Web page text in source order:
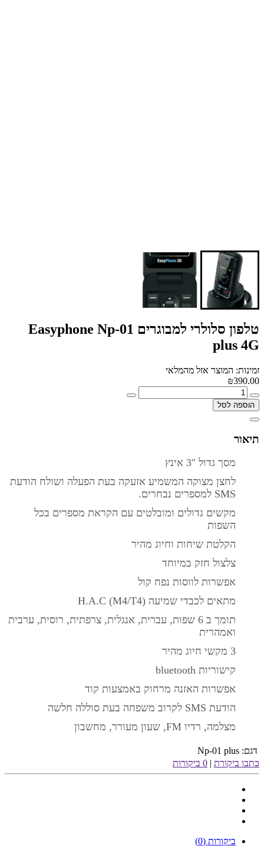
טלפון סלולרי למבוגרים Easyphone Np-01
plus 4G
זמינות: המוצר אזל מהמלאי
₪390.00
הוספה לסל
תיאור
מסך גדול "3 אינץ
לחצן מצוקה המשמיע אזעקה בעת הפעלה ושולח הודעת
SMS למספרים נבחרים.
מקשים גדולים ומובלטים עם הקראת מספרים בכל
השפות
הקלטת שיחות וחיוג מהיר
צלצול חזק במיוחד
אפשרות לווסות נפח קול
מתאים לכבדי שמיעה H.A.C (M4/T4)
תומך ב 6 שפות, עברית, אנגלית, צרפתית, רוסית, ערבית
ואמהרית
3 מקשי חיוג מהיר
קישוריות bluetooth
אפשרות האזנה מרחוק באמצעות קוד
הודעת SMS לקרוב משפחה בעת סוללה חלשה
מצלמה, רדיו FM, שעון מעורר, מחשבון
דגם: Np-01 plus
כתבו ביקורת | 0 ביקורות
ביקורות (0)